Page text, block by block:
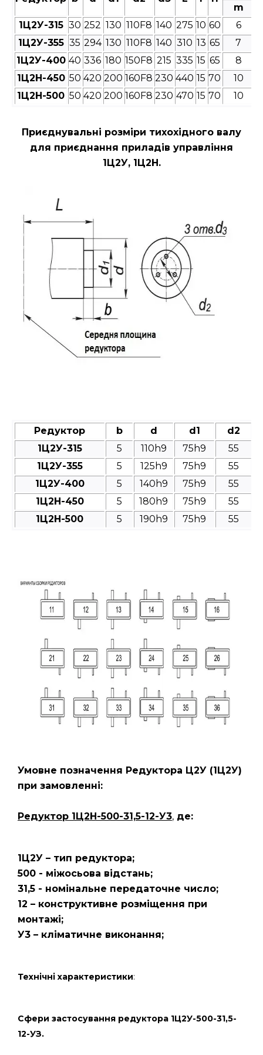
m
1Ц2У-315 30 252 130 110F8 140 275 10 60
6
1Ц2У-355 35 294 130 110F8 140 310 13 65
7
1Ц2У-400 40 336 180 150F8 215 335 15 65
8
1Ц2Н-450 50 420 200 160F8 230 440 15 70
10
1Ц2Н-500 50 420 200 160F8 230 470 15 70 10
Приєднувальні розміри тихохідного валу
для приєднання приладів управління
1Ц2У, 1Ц2Н.
Редуктор b d d1
d2
1Ц2У-315
5 110h9 75h9
55
1Ц2У-355
5 125h9 75h9
55
1Ц2У-400
5 140h9 75h9
55
1Ц2Н-450
5 180h9 75h9
55
1Ц2Н-500
5 190h9 75h9 55
Умовне позначення Редуктора Ц2У (1Ц2У)
при замовленні:
Редуктор 1Ц2Н-500-31,5-12-У3, де:
1Ц2У – тип редуктора;
500 - міжосьова відстань;
31,5 - номінальне передаточне число;
12 – конструктивне розміщення при
монтажі;
У3 – кліматичне виконання;
Технічні характеристики:
Сфери застосування редуктора 1Ц2У-500-31,5-
12-УЗ.